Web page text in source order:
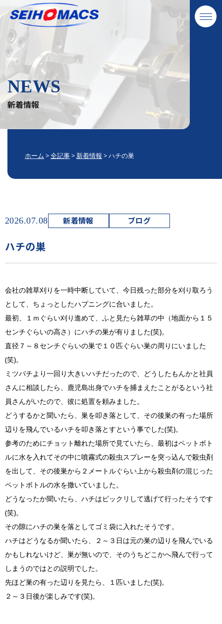
NEWS
新着情報
ホーム >全記事> 新着情報 >ハチの巣
2026.07.08 新着情報 ブログ
ハチの巣
会社の雑草刈りを一時中断していて、今日残った部分を刈り取ろう
として、ちょっとしたハプニングに合いました。
最初、１ｍぐらい刈り進めて、ふと見たら雑草の中（地面から１５
センチぐらいの高さ）にハチの巣が有りました(笑)。
直径７～８センチぐらいの巣で１０匹ぐらい巣の周りにいました
(笑)。
ミツバチより一回り大きいハチだったので、どうしたもんかと社員
さんに相談したら、鹿児島出身でハチを捕まえたことがるという社
員さんがいたので、彼に処置を頼みました。
どうするかと聞いたら、巣を叩き落として、その後巣の有った場所
辺りを飛んでいるハチを叩き落とすという事でした(笑)。
参考のためにチョット離れた場所で見ていたら、最初はペットボト
ルに水を入れてその中に噴霧式の殺虫スプレーを突っ込んで殺虫剤
を出して、その後巣から２メートルぐらい上から殺虫剤の混じった
ペットボトルの水を撒いていました。
どうなったか聞いたら、ハチはビックリして逃げて行ったそうです
(笑)。
その隙にハチの巣を落としてゴミ袋に入れたそうです。
ハチはどうなるか聞いたら、２～３日は元の巣の辺りを飛んでいる
かもしれないけど、巣が無いので、そのうちどこかへ飛んで行って
しまうのではとの説明でした。
先ほど巣の有った辺りを見たら、１匹いました(笑)。
２～３日後が楽しみです(笑)。